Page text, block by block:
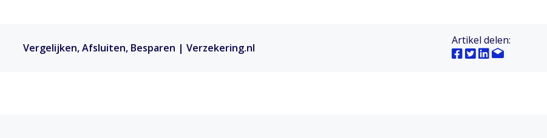
Vergelijken, Afsluiten, Besparen | Verzekering.nl
Artikel delen: